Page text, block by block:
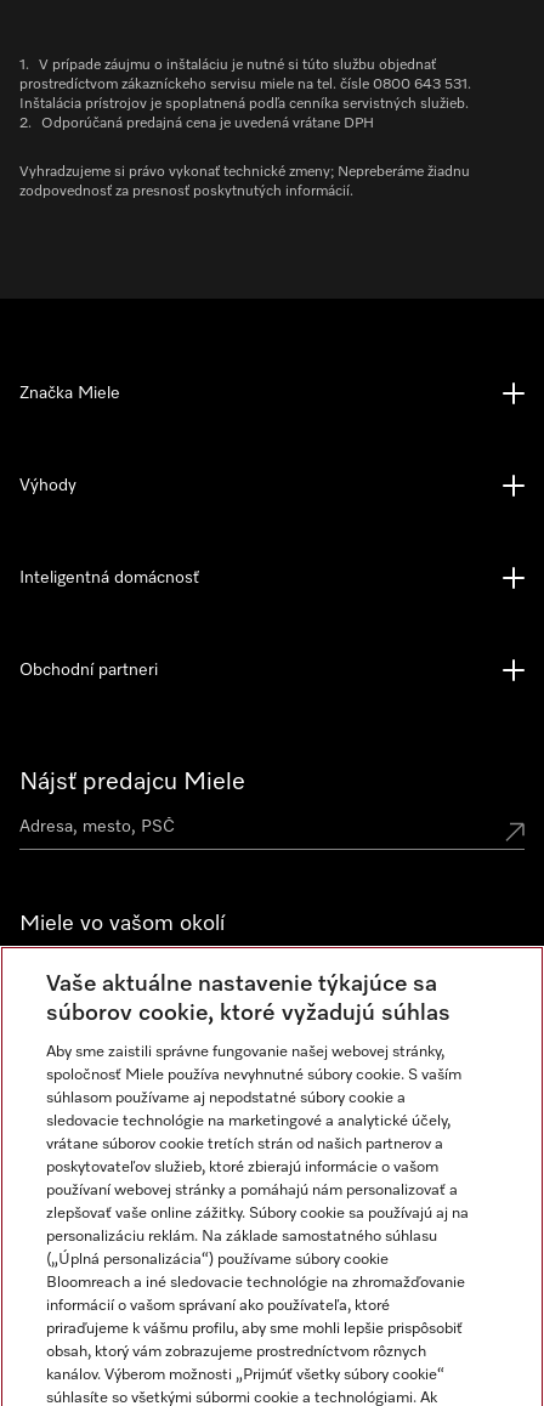
1.
V prípade záujmu o inštaláciu je nutné si túto službu objednať
prostredíctvom zákazníckeho servisu miele na tel. čísle 0800 643 531.
Inštalácia prístrojov je spoplatnená podľa cenníka servistných služieb.
2.
Odporúčaná predajná cena je uvedená vrátane DPH
Vyhradzujeme si právo vykonať technické zmeny; Nepreberáme žiadnu
zodpovednosť za presnosť poskytnutých informácií.
Nájsť predajcu Miele
Miele vo vašom okolí
Spoznajte predajne Miele
Newsletter
Značka Miele
Výhody
Inteligentná domácnosť
Obchodní partneri
Miele na Instagrame
Miele na YouTube
Vaše aktuálne nastavenie týkajúce sa
súborov cookie, ktoré vyžadujú súhlas
Aby sme zaistili správne fungovanie našej webovej stránky,
spoločnosť Miele používa nevyhnutné súbory cookie. S vaším
súhlasom používame aj nepodstatné súbory cookie a
sledovacie technológie na marketingové a analytické účely,
vrátane súborov cookie tretích strán od našich partnerov a
poskytovateľov služieb, ktoré zbierajú informácie o vašom
používaní webovej stránky a pomáhajú nám personalizovať a
zlepšovať vaše online zážitky. Súbory cookie sa používajú aj na
personalizáciu reklám. Na základe samostatného súhlasu
(„Úplná personalizácia“) používame súbory cookie
Bloomreach a iné sledovacie technológie na zhromažďovanie
informácií o vašom správaní ako používateľa, ktoré
priraďujeme k vášmu profilu, aby sme mohli lepšie prispôsobiť
obsah, ktorý vám zobrazujeme prostredníctvom rôznych
kanálov. Výberom možnosti „Prijmúť všetky súbory cookie“
súhlasíte so všetkými súbormi cookie a technológiami. Ak